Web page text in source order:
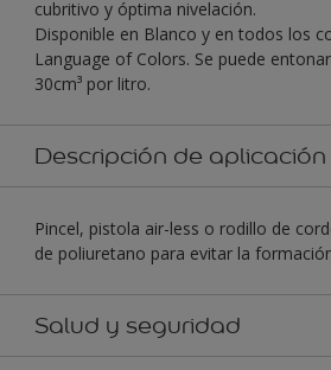
cubritivo y óptima nivelación.
Disponible en Blanco y en todos los
Language of Colors. Se puede
30cm³ por litro.
Descripción de aplicación
Pincel, pistola air-less o rodillo de
de poliuretano para evitar la
Salud y seguridad